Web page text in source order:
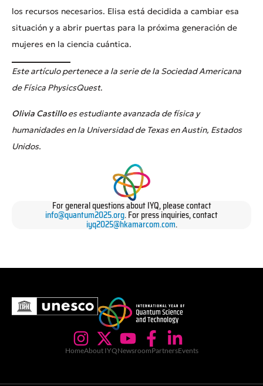
los recursos necesarios. Elisa está decidida a cambiar esa
situación y a abrir puertas para la próxima generación de
mujeres en la ciencia cuántica.
Este artículo pertenece a la serie de la Sociedad Americana
de Física PhysicsQuest.
Olivia Castilloes estudiante avanzada de física y
humanidades en la Universidad de Texas en Austin, Estados
Unidos.
For general questions about IYQ, please contact
info@quantum2025.org. For press inquiries, contact
iyq2025@hkamarcom.com.
HomeAbout IYQNewsroomPartnersEvents